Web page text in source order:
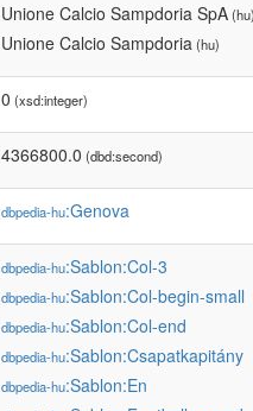
Unione Calcio Sampdoria SpA
Unione Calcio Sampdoria(hu)
0 (xsd:integer)
4366800.0 (dbd:second)
dbpedia-hu:Genova
dbpedia-hu:Sablon:Col-3
dbpedia-hu:Sablon:Col-begin-small
dbpedia-hu:Sablon:Col-end
dbpedia-hu:Sablon:Csapatkapitány
dbpedia-hu:Sablon:En